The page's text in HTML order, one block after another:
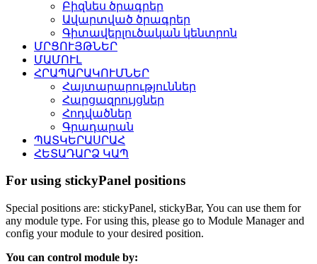
Բիզնես ծրագրեր
Ավարտված ծրագրեր
Գիտավերլուծական կենտրոն
ՄՐՑՈՒՅԹՆԵՐ
ՄԱՄՈՒԼ
ՀՐԱՊԱՐԱԿՈՒՄՆԵՐ
Հայտարարություններ
Հարցազրույցներ
Հոդվածներ
Գրադարան
ՊԱՏԿԵՐԱՍՐԱՀ
ՀԵՏԱԴԱՐՁ ԿԱՊ
For using stickyPanel positions
Special positions are: stickyPanel, stickyBar, You can use them for
any module type. For using this, please go to Module Manager and
config your module to your desired position.
You can control module by: